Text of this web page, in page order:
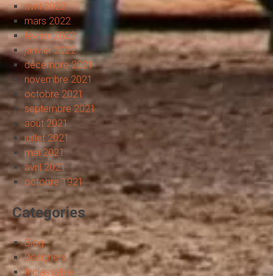
avril 2022
mars 2022
février 2022
janvier 2022
décembre 2021
novembre 2021
octobre 2021
septembre 2021
août 2021
juillet 2021
mai 2021
avril 2021
octobre 1921
Categories
Blog
Designers
Inclassable